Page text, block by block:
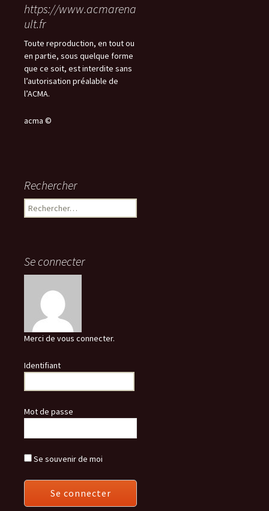
https://www.acmarena
ult.fr
Toute reproduction, en tout ou
en partie, sous quelque forme
que ce soit, est interdite sans
l’autorisation préalable de
l’ACMA.
acma ©
Rechercher
Rechercher :
Se connecter
Merci de vous connecter.
Identifiant
Mot de passe
Se souvenir de moi